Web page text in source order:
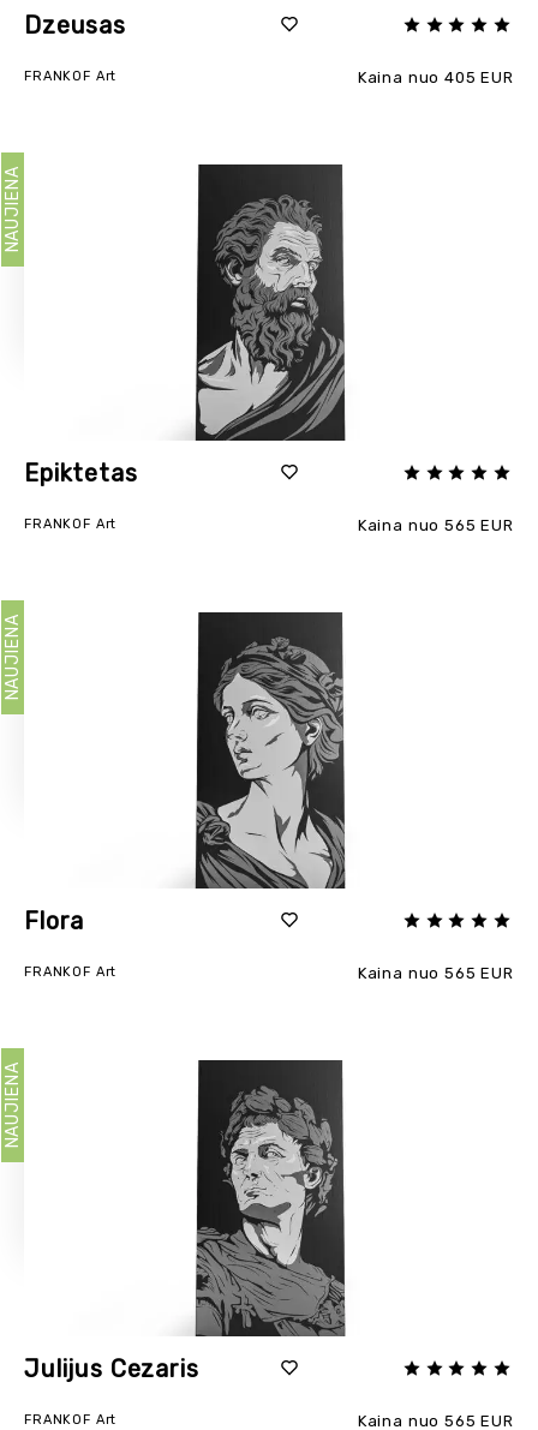
Dzeusas
FRANKOF Art Kaina nuo 405 EUR
Epiktetas
FRANKOF Art Kaina nuo 565 EUR
NAUJIENA
Flora
FRANKOF Art Kaina nuo 565 EUR
NAUJIENA
Julijus Cezaris
FRANKOF Art Kaina nuo 565 EUR
NAUJIENA